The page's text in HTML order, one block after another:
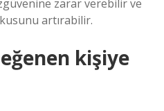
zarar verebilir ve
artırabilir.
kişiye